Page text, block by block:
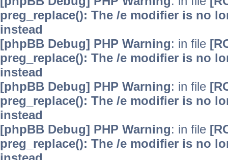
preg_replace(): The /e modifier is no
instead
[phpBB Debug] PHP Warning: in file
preg_replace(): The /e modifier is no
instead
[phpBB Debug] PHP Warning: in file
preg_replace(): The /e modifier is no
instead
[phpBB Debug] PHP Warning: in file
preg_replace(): The /e modifier is no